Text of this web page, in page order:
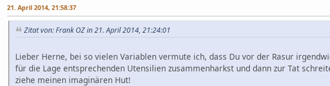
21. April 2014, 21:58:37
Zitat von: Frank OZ in 21. April 2014, 21:24:01
Lieber Herne, bei so vielen Variablen vermute ich, dass Du vor der Rasur
für die Lage entsprechenden Utensilien zusammenharkst und dann zur Tat
ziehe meinen imaginären Hut!